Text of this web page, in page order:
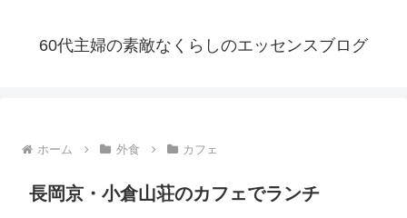
60代主婦の素敵なくらしのエッセンスブログ
ホーム 外食 カフェ
長岡京・小倉山荘のカフェでランチ